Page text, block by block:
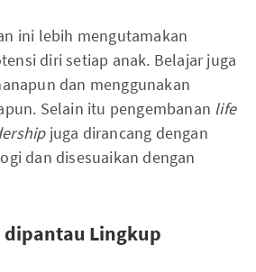
ini lebih mengutamakan
diri setiap anak. Belajar juga
dan menggunakan
Selain itu pengembanan life
juga dirancang dengan
dan disesuaikan dengan
dipantau Lingkup